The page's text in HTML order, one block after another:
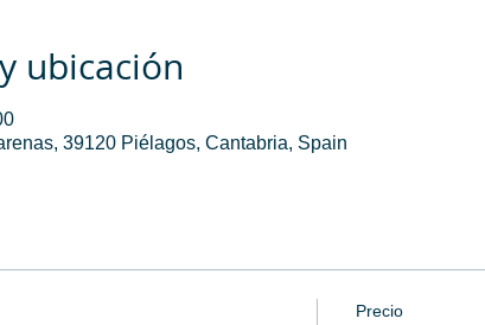
ubicación
39120 Piélagos, Cantabria, Spain
Precio